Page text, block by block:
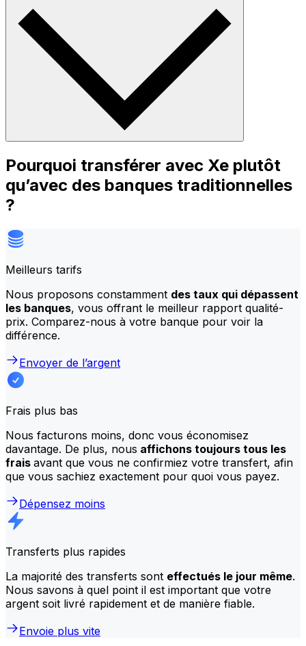
Pourquoi transférer avec Xe plutôt
qu’avec des banques traditionnelles
?
Meilleurs tarifs
Nous proposons constamment des taux qui dépassent
les banques, vous offrant le meilleur rapport qualité-
prix. Comparez-nous à votre banque pour voir la
différence.
Envoyer de l’argent
Frais plus bas
Nous facturons moins, donc vous économisez
davantage. De plus, nous affichons toujours tous les
frais avant que vous ne confirmiez votre transfert, afin
que vous sachiez exactement pour quoi vous payez.
Dépensez moins
Transferts plus rapides
La majorité des transferts sont effectués le jour même.
Nous savons à quel point il est important que votre
argent soit livré rapidement et de manière fiable.
Envoie plus vite